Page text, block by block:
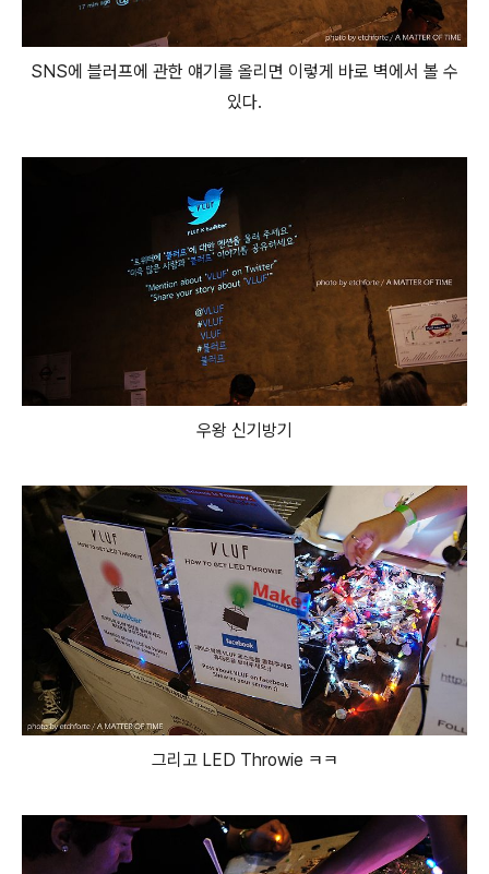
SNS에 블러프에 관한 얘기를 올리면 이렇게 바로 벽에서 볼 수
있다.
우왕 신기방기
그리고 LED Throwie ㅋㅋ